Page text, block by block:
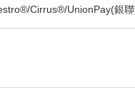
Cirrus®/UnionPay(銀